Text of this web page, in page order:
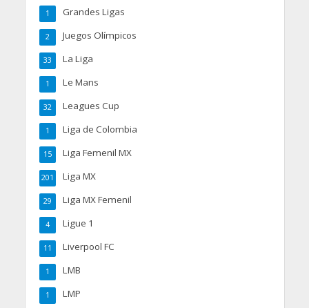
Grandes Ligas
1
Juegos Olímpicos
2
La Liga
33
Le Mans
1
Leagues Cup
32
Liga de Colombia
1
Liga Femenil MX
15
Liga MX
201
Liga MX Femenil
29
Ligue 1
4
Liverpool FC
11
LMB
1
LMP
1